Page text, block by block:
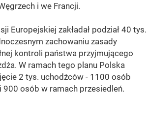
i we Francji.
Europejskiej zakładał podział 40 tys.
zachowaniu zasady
kontroli państwa przyjmującego
W ramach tego planu Polska
2 tys. uchodźców - 1100 osób
900 osób w ramach przesiedleń.